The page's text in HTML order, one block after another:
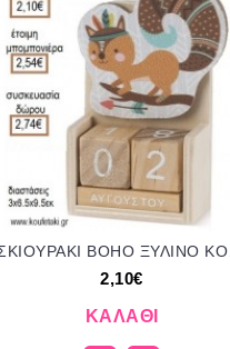
2,10€
ΚΑΛΆΘΙ